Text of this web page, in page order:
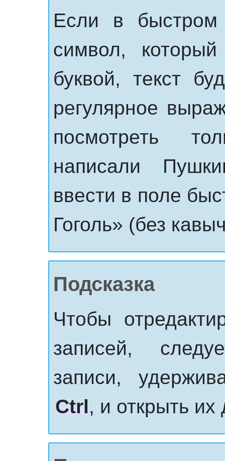
Если в быстром
символ,
буквой, текст
регулярное
посмотреть
написали
ввести в поле
Гоголь» (без
Подсказка
Чтобы
записей,
записи,
Ctrl, и открыть